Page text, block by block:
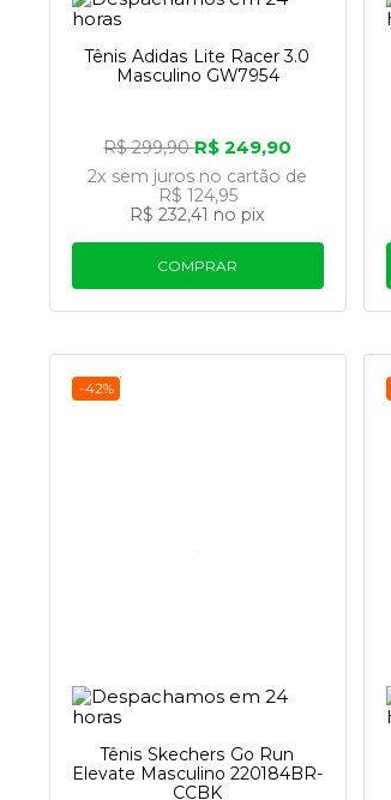
Tênis Adidas Lite Racer 3.0
Masculino GW7954
R$ 299,90R$ 249,90
2x sem juros no cartão de
R$ 124,95
R$ 232,41 no pix
COMPRAR
-42%
Tênis Skechers Go Run
Elevate Masculino 220184BR-
CCBK